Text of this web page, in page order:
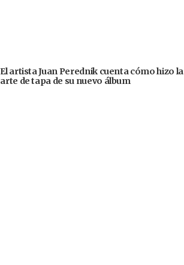
El artista Juan Perednik cuenta cómo hizo
arte de tapa de su nuevo álbum